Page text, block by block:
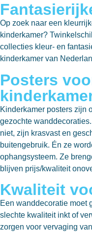
Op zoek naar een
kinderkamer?
collecties kleur- en
kinderkamer van
Posters
Kinderkamer posters zijn
gezochte
niet, zijn krasvast en
buitengebruik. Én ze
ophangsysteem. Ze
blijven prijs/kwaliteit
Kwaliteit
Een wanddecoratie moet
slechte kwaliteit inkt of
zorgen voor vervaging